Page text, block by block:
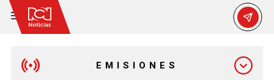
EMISIONES